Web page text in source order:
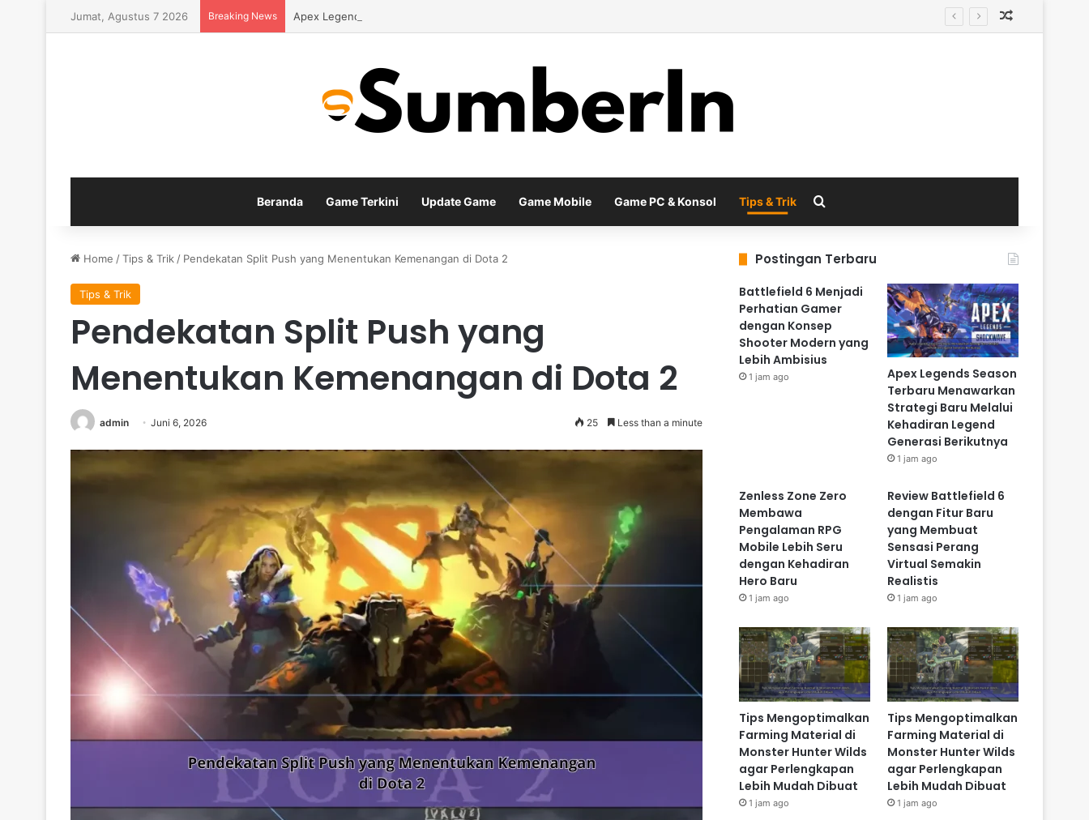
Jumat, Agustus 7 2026 Breaking News Apex Legends Season Terbaru Menawarkan Strategi Baru Melalui Kehadiran Legend Generasi Berikutnya
Beranda Game Terkini Update Game Game Mobile Game PC & Konsol Tips & Trik
Home /Tips & Trik / Pendekatan Split Push yang Menentukan Kemenangan di Dota 2
Tips & Trik
Pendekatan Split Push yang
Menentukan Kemenangan di Dota 2
admin Juni 6, 2026 25 Less than a minute
Postingan Terbaru
Battlefield 6 Menjadi
Perhatian Gamer
dengan Konsep
Shooter Modern yang
Lebih Ambisius
1 jam ago
Apex Legends Season
Terbaru Menawarkan
Strategi Baru Melalui
Kehadiran Legend
Generasi Berikutnya
1 jam ago
Zenless Zone Zero
Membawa
Pengalaman RPG
Mobile Lebih Seru
dengan Kehadiran
Hero Baru
1 jam ago
Review Battlefield 6
dengan Fitur Baru
yang Membuat
Sensasi Perang
Virtual Semakin
Realistis
1 jam ago
Tips Mengoptimalkan
Farming Material di
Monster Hunter Wilds
agar Perlengkapan
Lebih Mudah Dibuat
1 jam ago
Tips Mengoptimalkan
Farming Material di
Monster Hunter Wilds
agar Perlengkapan
Lebih Mudah Dibuat
1 jam ago